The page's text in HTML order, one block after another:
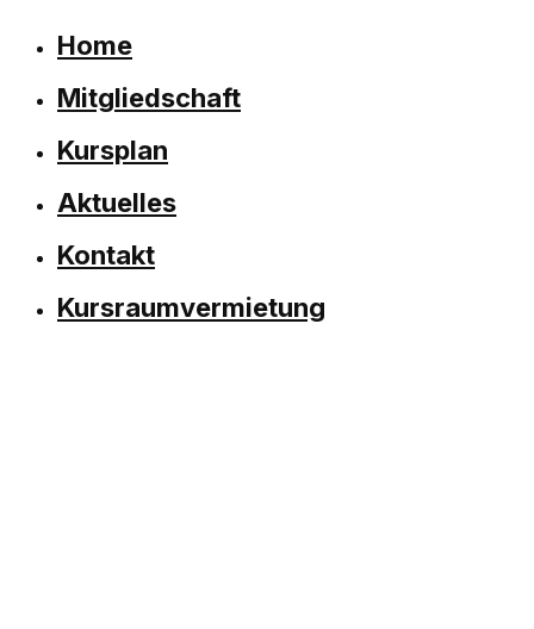
Home
Mitgliedschaft
Kursplan
Aktuelles
Kontakt
Kursraumvermietung